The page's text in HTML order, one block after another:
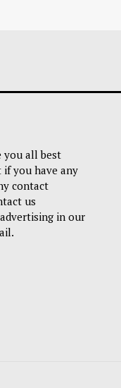
you all best
you have any
contact
us
in our